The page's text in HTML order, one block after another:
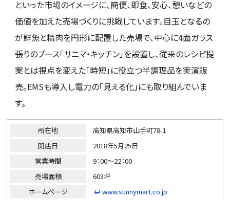
といった市場のイメージに、簡便、即食、安心、憩いなどの
価値を加えた売場づくりに挑戦しています。目玉となるの
が鮮魚と精肉を円形に配置した売場で、中心に4面ガラス
張りのブース「サニマ・キッチン」を設置し、従来のレシピ提
案とは視点を変えた「時短」に役立つ半調理品を実演販
売。EMSも導入し電力の「見える化」にも取り組んでいま
す。
所在地
高知県高知市山手町78-1
開店日
2018年5月25日
営業時間
9：00～22：00
売場面積
603坪
ホームページ
www.sunnymart.co.jp